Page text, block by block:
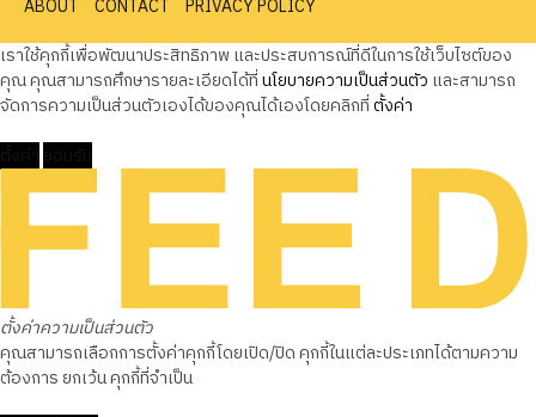
ABOUT CONTACT
PRIVACY POLICY
เราใช้คุกกี้เพื่อพัฒนาประสิทธิภาพ และประสบการณ์ที่ดีในการใช้เว็บไซต์ของ
คุณ คุณสามารถศึกษารายละเอียดได้ที่นโยบายความเป็นส่วนตัว และสามารถ
จัดการความเป็นส่วนตัวเองได้ของคุณได้เองโดยคลิกที่ตั้งค่า
ตั้งค่าความเป็นส่วนตัว
คุณสามารถเลือกการตั้งค่าคุกกี้โดยเปิด/ปิด คุกกี้ในแต่ละประเภทได้ตามความ
ต้องการ ยกเว้น คุกกี้ที่จำเป็น